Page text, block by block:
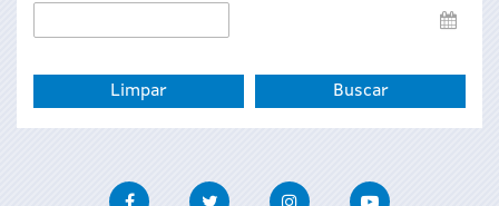
de
FacebookTwitter InstagramYoutube